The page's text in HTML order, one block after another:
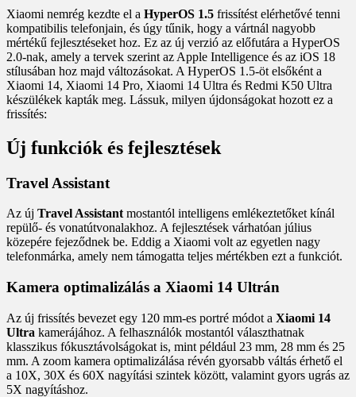
Xiaomi nemrég kezdte el a HyperOS 1.5 frissítést elérhetővé tenni
kompatibilis telefonjain, és úgy tűnik, hogy a vártnál nagyobb
mértékű fejlesztéseket hoz. Ez az új verzió az előfutára a HyperOS
2.0-nak, amely a tervek szerint az Apple Intelligence és az iOS 18
stílusában hoz majd változásokat. A HyperOS 1.5-öt elsőként a
Xiaomi 14, Xiaomi 14 Pro, Xiaomi 14 Ultra és Redmi K50 Ultra
készülékek kapták meg. Lássuk, milyen újdonságokat hozott ez a
frissítés:
Új funkciók és fejlesztések
Travel Assistant
Az új Travel Assistant mostantól intelligens emlékeztetőket kínál
repülő- és vonatútvonalakhoz. A fejlesztések várhatóan július
közepére fejeződnek be. Eddig a Xiaomi volt az egyetlen nagy
telefonmárka, amely nem támogatta teljes mértékben ezt a funkciót.
Kamera optimalizálás a Xiaomi 14 Ultrán
Az új frissítés bevezet egy 120 mm-es portré módot a Xiaomi 14
Ultra kamerájához. A felhasználók mostantól választhatnak
klasszikus fókusztávolságokat is, mint például 23 mm, 28 mm és 25
mm. A zoom kamera optimalizálása révén gyorsabb váltás érhető el
a 10X, 30X és 60X nagyítási szintek között, valamint gyors ugrás az
5X nagyításhoz.